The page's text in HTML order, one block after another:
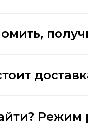
Режим